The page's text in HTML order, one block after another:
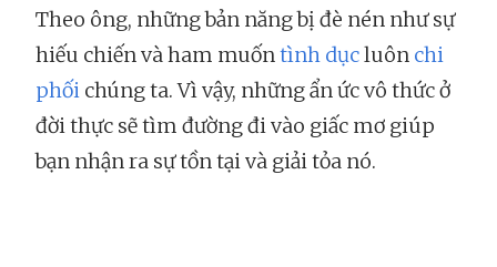
Theo ông, những bản năng bị đè nén như sự
hiếu chiến và ham muốntình dụcluôn chi
phối chúng ta. Vì vậy, những ẩn ức vô thức ở
đời thực sẽ tìm đường đi vào giấc mơ giúp
bạn nhận ra sự tồn tại và giải tỏa nó.